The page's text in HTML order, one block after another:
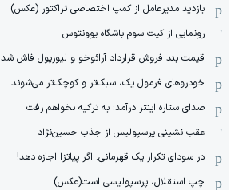
بازدید مدیرعامل از کمپ اختصاصی تراکتور (عکس)
رونمایی از کیت سوم باشگاه یوونتوس
قیمت بند فروش قرارداد آرائوخو و لیورپول فاش شد
خودروهای فرمول یک، سبک‌تر و کوچک‌تر می‌شوند
صدای ستاره اینتر درآمد: به ترکیه نخواهم رفت
عقب نشینی پرسپولیس از جذب حسین‌نژاد
در سودای تکرار یک قهرمانی: اگر پیاتزا اجازه دهد!
چپ استقلال، پرسپولیسی است(عکس)